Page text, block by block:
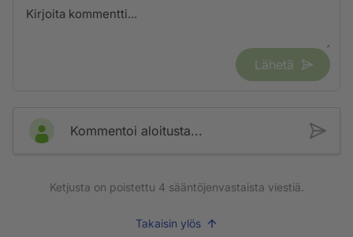
Lähetä
Kommentoi aloitusta...
Ketjusta on poistettu 4 sääntöjenvastaista viestiä.
Takaisin ylös